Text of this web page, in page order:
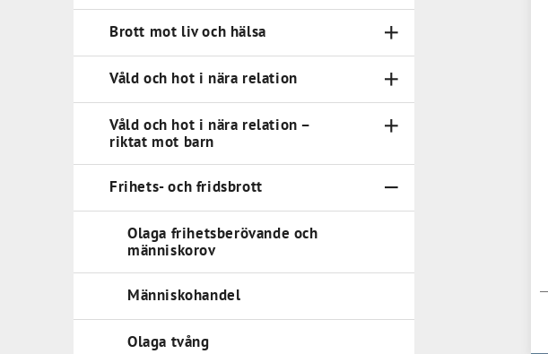
Brott mot liv och hälsa
Våld och hot i nära relation
Våld och hot i nära relation –
riktat mot barn
Frihets- och fridsbrott
Olaga frihetsberövande och
människorov
Människohandel
Olaga tvång